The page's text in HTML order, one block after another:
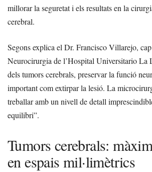
millorar la seguretat i els resultats en la
cerebral.
Segons explica el Dr. Francisco Villarejo,
Neurocirurgia de l’Hospital Universitario La
dels tumors cerebrals, preservar la funció
important com extirpar la lesió. La
treballar amb un nivell de detall
equilibri”.
Tumors cerebrals:
en espais mil·limètrics